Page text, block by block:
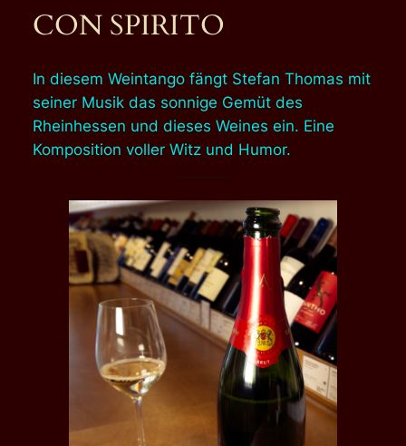
CON SPIRITO
In diesem Weintango fängt Stefan Thomas mit
seiner Musik das sonnige Gemüt des
Rheinhessen und dieses Weines ein. Eine
Komposition voller Witz und Humor.